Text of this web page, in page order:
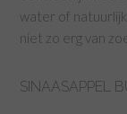
water of
niet zo erg van
SINAASAPPEL